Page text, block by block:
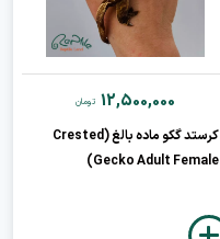
12,500,000 تومان
کرستد گکو ماده بالغ (Crested
Gecko Adult Female)